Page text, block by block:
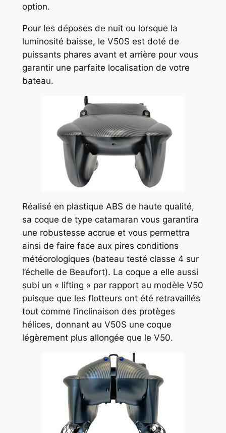
option.
Pour les déposes de nuit ou lorsque la
luminosité baisse, le V50S est doté de
puissants phares avant et arrière pour vous
garantir une parfaite localisation de votre
bateau.
Réalisé en plastique ABS de haute qualité,
sa coque de type catamaran vous garantira
une robustesse accrue et vous permettra
ainsi de faire face aux pires conditions
météorologiques (bateau testé classe 4 sur
l’échelle de Beaufort). La coque a elle aussi
subi un « lifting » par rapport au modèle V50
puisque que les flotteurs ont été retravaillés
tout comme l’inclinaison des protèges
hélices, donnant au V50S une coque
légèrement plus allongée que le V50.